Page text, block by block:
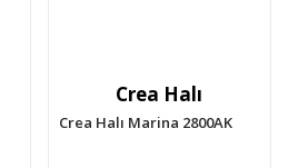
Crea Halı
Crea Halı Marina 2800AK